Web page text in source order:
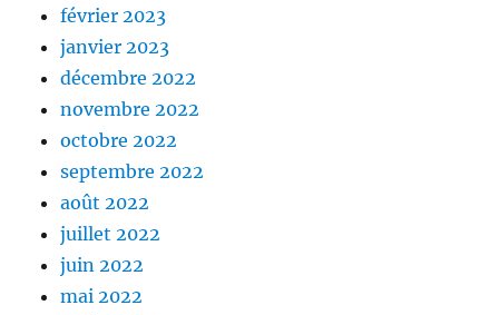
février 2023
janvier 2023
décembre 2022
novembre 2022
octobre 2022
septembre 2022
août 2022
juillet 2022
juin 2022
mai 2022